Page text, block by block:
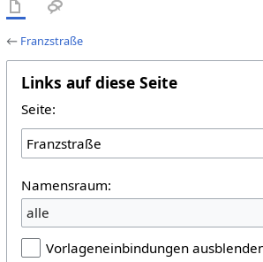
← Franzstraße
Links auf diese Seite
Seite:
Namensraum:
alle
Vorlageneinbindungen